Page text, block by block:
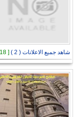
شاهد جميع الاعلانات ( 2 ) [ 18-4-2011 ]